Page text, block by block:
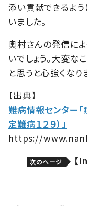
添い貢献できるよ
いました。
奥村さんの発信に
いでしょう。大変
と思うと心強くなり
【出典】
難病情報センター
定難病１２９）」
https://
次のページ 【